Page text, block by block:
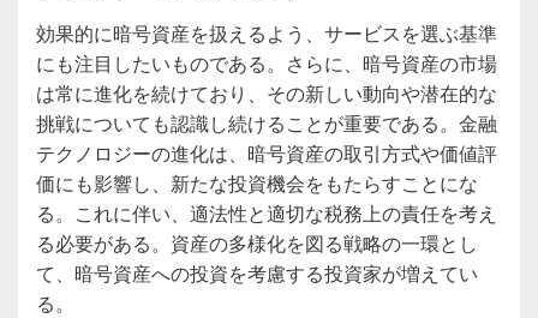
効果的に暗号資産を扱えるよう、サービスを選ぶ基準
にも注目したいものである。さらに、暗号資産の市場
は常に進化を続けており、その新しい動向や潜在的な
挑戦についても認識し続けることが重要である。金融
テクノロジーの進化は、暗号資産の取引方式や価値評
価にも影響し、新たな投資機会をもたらすことにな
る。これに伴い、適法性と適切な税務上の責任を考え
る必要がある。資産の多様化を図る戦略の一環とし
て、暗号資産への投資を考慮する投資家が増えてい
る。